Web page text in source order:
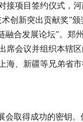
接项目签约仪式，
创新突出贡献奖”
融合发展论坛”。郑
席会议并组织本辖
海、新疆等兄弟省
会取得成功的密钥